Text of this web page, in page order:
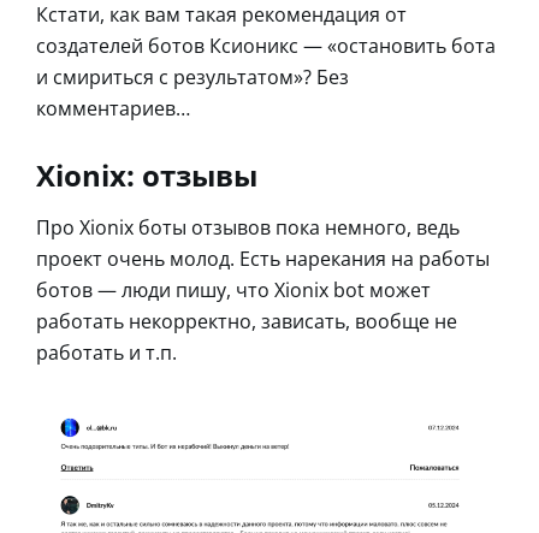
Кстати, как вам такая рекомендация от
создателей ботов Ксионикс — «остановить бота
и смириться с результатом»? Без
комментариев…
Xionix: отзывы
Про Xionix боты отзывов пока немного, ведь
проект очень молод. Есть нарекания на работы
ботов — люди пишу, что Xionix bot может
работать некорректно, зависать, вообще не
работать и т.п.